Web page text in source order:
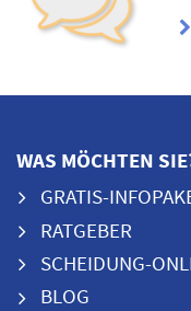
WAS MÖCHTEN
GRATIS-
RATGEBER
SCHEIDUNG-
BLOG